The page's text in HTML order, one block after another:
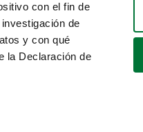
con el fin de
de
y con qué
la Declaración de